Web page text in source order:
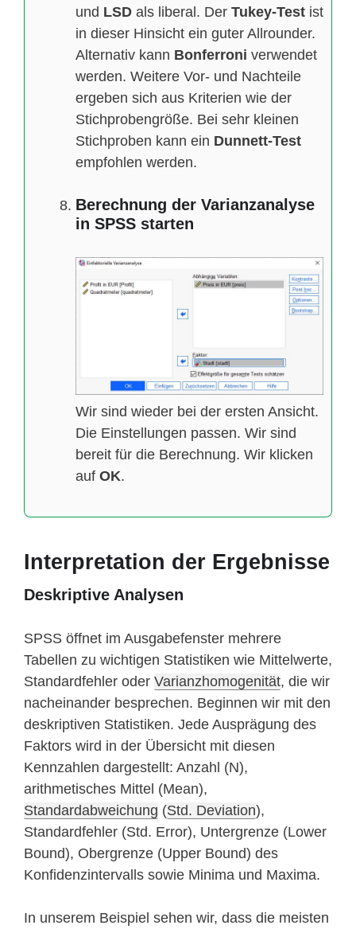
und LSD als liberal. Der Tukey-Test ist
in dieser Hinsicht ein guter Allrounder.
Alternativ kann Bonferroni verwendet
werden. Weitere Vor- und Nachteile
ergeben sich aus Kriterien wie der
Stichprobengröße. Bei sehr kleinen
Stichproben kann ein Dunnett-Test
empfohlen werden.
Berechnung der Varianzanalyse
in SPSS starten
Wir sind wieder bei der ersten Ansicht.
Die Einstellungen passen. Wir sind
bereit für die Berechnung. Wir klicken
auf OK.
Interpretation der Ergebnisse
Deskriptive Analysen
SPSS öffnet im Ausgabefenster mehrere
Tabellen zu wichtigen Statistiken wie Mittelwerte,
Standardfehler oder Varianzhomogenität, die wir
nacheinander besprechen. Beginnen wir mit den
deskriptiven Statistiken. Jede Ausprägung des
Faktors wird in der Übersicht mit diesen
Kennzahlen dargestellt: Anzahl (N),
arithmetisches Mittel (Mean),
Standardabweichung (Std. Deviation),
Standardfehler (Std. Error), Untergrenze (Lower
Bound), Obergrenze (Upper Bound) des
Konfidenzintervalls sowie Minima und Maxima.
In unserem Beispiel sehen wir, dass die meisten